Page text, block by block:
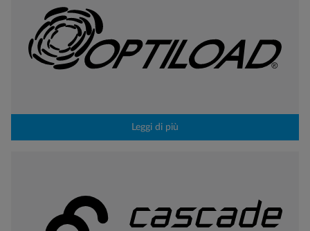
Leggi di più